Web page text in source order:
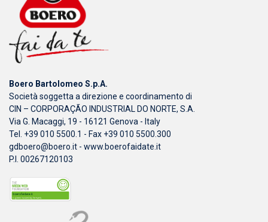
Boero Bartolomeo S.p.A.
Società soggetta a direzione e coordinamento di
CIN – CORPORAÇÃO INDUSTRIAL DO NORTE, S.A.
Via G. Macaggi, 19 - 16121 Genova - Italy
Tel. +39 010 5500.1 - Fax +39 010 5500.300
gdboero@boero.it - www.boerofaidate.it
P.I. 00267120103